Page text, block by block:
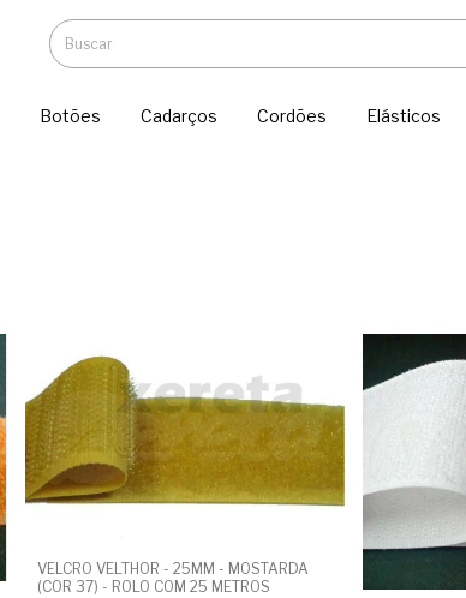
Botões Cadarços Cordões Elásticos
VELCRO VELTHOR - 25MM - MOSTARDA
(COR 37) - ROLO COM 25 METROS